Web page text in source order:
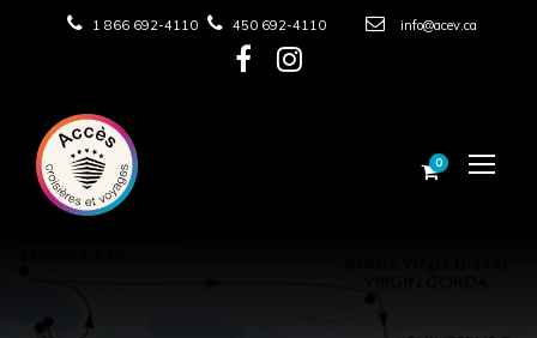
1 866 692-4110 450 692-4110 info@acev.ca
0